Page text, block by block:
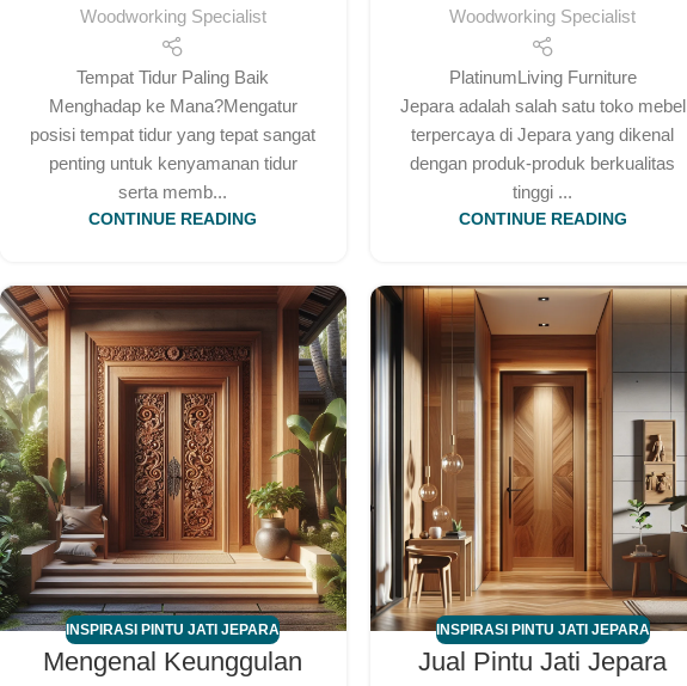
Woodworking Specialist
Tempat Tidur Paling Baik
Menghadap ke Mana?Mengatur
posisi tempat tidur yang tepat sangat
penting untuk kenyamanan tidur
serta memb...
CONTINUE READING
Woodworking Specialist
PlatinumLiving Furniture
Jepara adalah salah satu toko mebel
terpercaya di Jepara yang dikenal
dengan produk-produk berkualitas
tinggi ...
CONTINUE READING
INSPIRASI PINTU JATI JEPARA
Mengenal Keunggulan
INSPIRASI PINTU JATI JEPARA
Jual Pintu Jati Jepara